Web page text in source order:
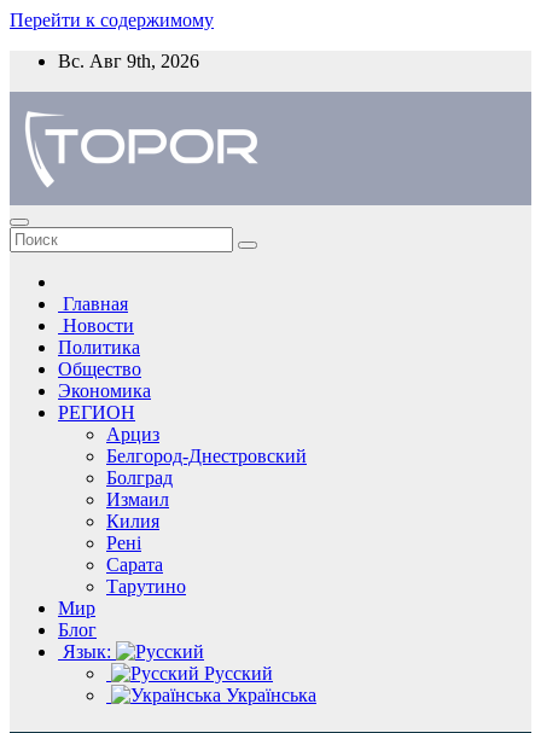
Перейти к содержимому
Вс. Авг 9th, 2026
Главная
Новости
Политика
Общество
Экономика
РЕГИОН
Арциз
Белгород-Днестровский
Болград
Измаил
Килия
Рені
Сарата
Тарутино
Мир
Блог
Язык:
Русский
Українська